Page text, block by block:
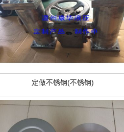
定做不锈钢(不锈钢)